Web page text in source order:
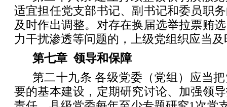
适宜担任党支部书记、副书记和委员职
及时作出调整。对存在换届选举拉票贿
力干扰渗透等问题的，上级党组织应当
第七章 领导和保障
第二十九条 各级党委（党组）应当
要的基本建设，定期研究讨论、加强领